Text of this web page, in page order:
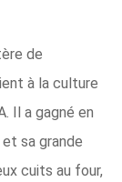
de
à la culture
Il a gagné en
sa grande
cuits au four,